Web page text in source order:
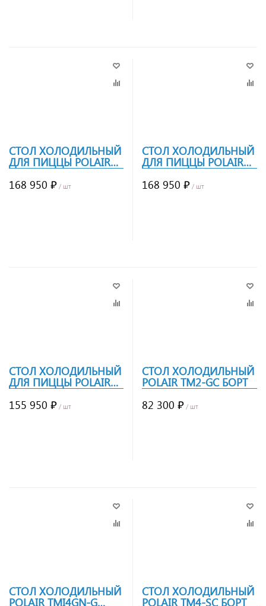
СТОЛ ХОЛОДИЛЬНЫЙ
ДЛЯ ПИЦЦЫ POLAIR
TMI3GNPIZZA-GC
168 950 ₽ / шт
СТОЛ ХОЛОДИЛЬНЫЙ
ДЛЯ ПИЦЦЫ POLAIR
TMI2GNPIZZA-G
168 950 ₽ / шт
СТОЛ ХОЛОДИЛЬНЫЙ
ДЛЯ ПИЦЦЫ POLAIR
TM2GNPIZZA-GC
155 950 ₽ / шт
СТОЛ ХОЛОДИЛЬНЫЙ
POLAIR TM2-GC БОРТ
82 300 ₽ / шт
СТОЛ ХОЛОДИЛЬНЫЙ
POLAIR TMI4GN-G
СТОЛ ХОЛОДИЛЬНЫЙ
POLAIR TM4-SC БОРТ